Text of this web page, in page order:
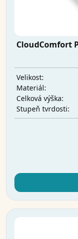
CloudComfort
Velikost:
Materiál:
Celková výška:
Stupeň tvrdosti: